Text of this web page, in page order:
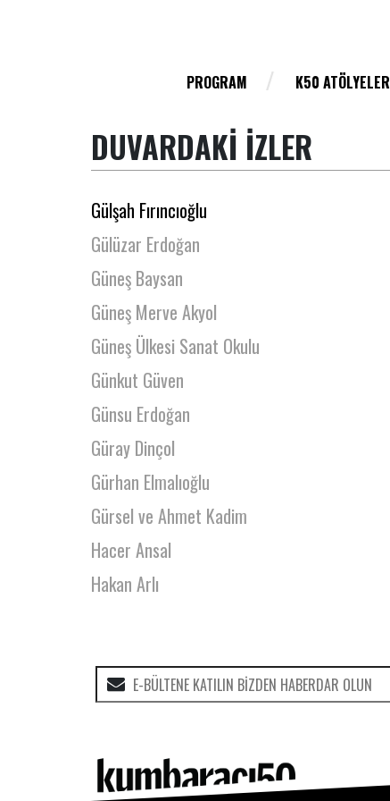
PROGRAM K50 ATÖLYELER
DUVARDAKİ İZLER
Gülengül Altıntaş
Gülseren Gürşen
Gülseren Yalçın
Gülşah Fırıncıoğlu
Gülüzar Erdoğan
Güneş Baysan
Güneş Merve Akyol
Güneş Ülkesi Sanat Okulu
Günkut Güven
Günsu Erdoğan
Güray Dinçol
Gürhan Elmalıoğlu
Gürsel ve Ahmet Kadim
Hacer Ansal
Hakan Arlı
Hakan Özcan
Hakkı Taylan Türkkan
Halisa Şebnem Akgün